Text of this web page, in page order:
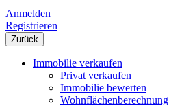
Anmelden
Registrieren
Zurück
Immobilie verkaufen
Privat verkaufen
Immobilie bewerten
Wohnflächenberechnung